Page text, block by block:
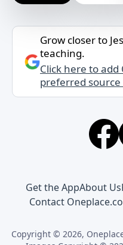
Grow closer to
teaching.
Click here to
preferred source
Get the AppAbout Us
Contact
Copyright © 2026,